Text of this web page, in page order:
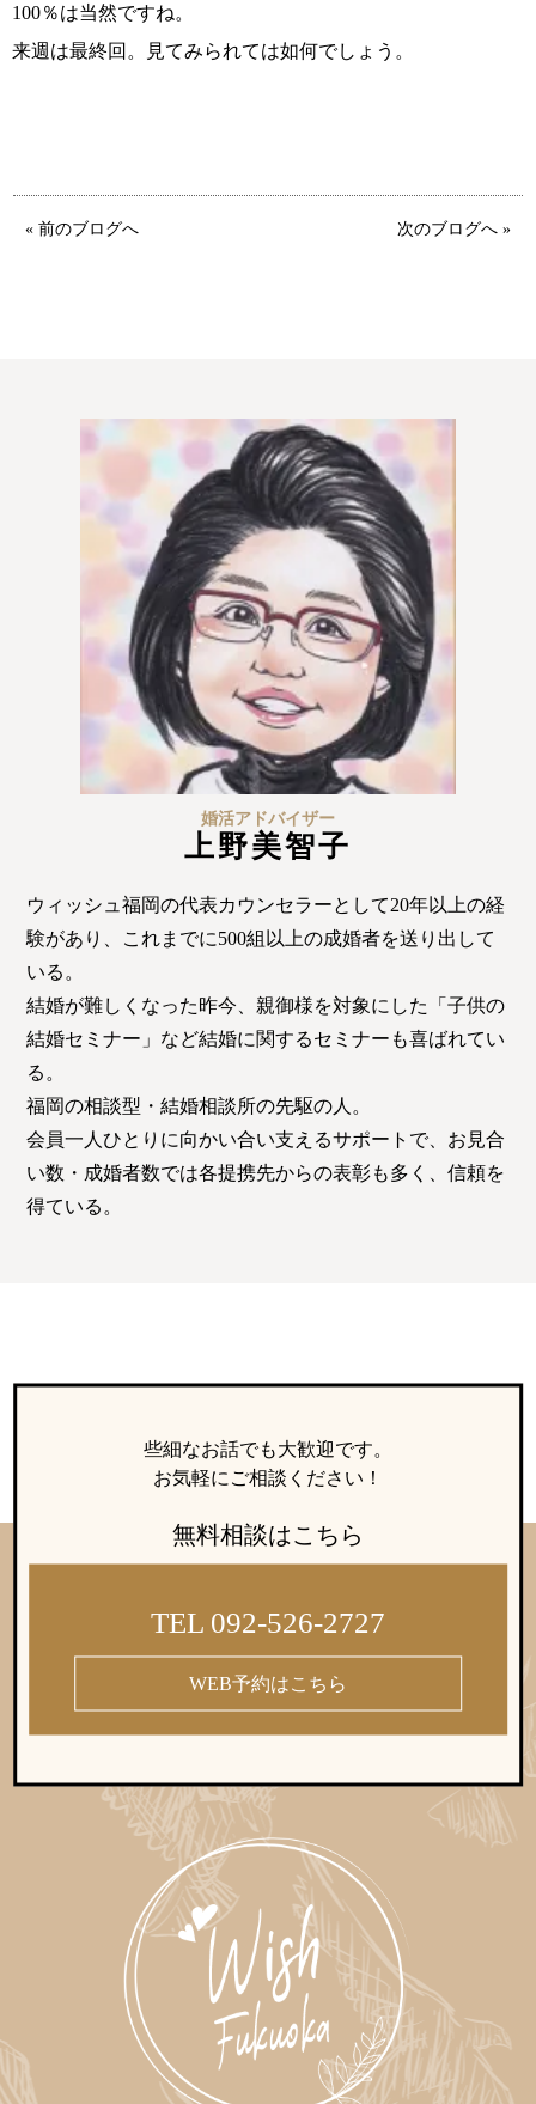
100％は当然ですね。
来週は最終回。見てみられては如何でしょう。
« 前のブログへ 次のブログへ »
婚活アドバイザー
上野美智子
ウィッシュ福岡の代表カウンセラーとして20年以上の経
験があり、これまでに500組以上の成婚者を送り出して
いる。
結婚が難しくなった昨今、親御様を対象にした「子供の
結婚セミナー」など結婚に関するセミナーも喜ばれてい
る。
福岡の相談型・結婚相談所の先駆の人。
会員一人ひとりに向かい合い支えるサポートで、お見合
い数・成婚者数では各提携先からの表彰も多く、信頼を
得ている。
些細なお話でも大歓迎です。
お気軽にご相談ください！
無料相談はこちら
TEL 092-526-2727
WEB予約はこちら